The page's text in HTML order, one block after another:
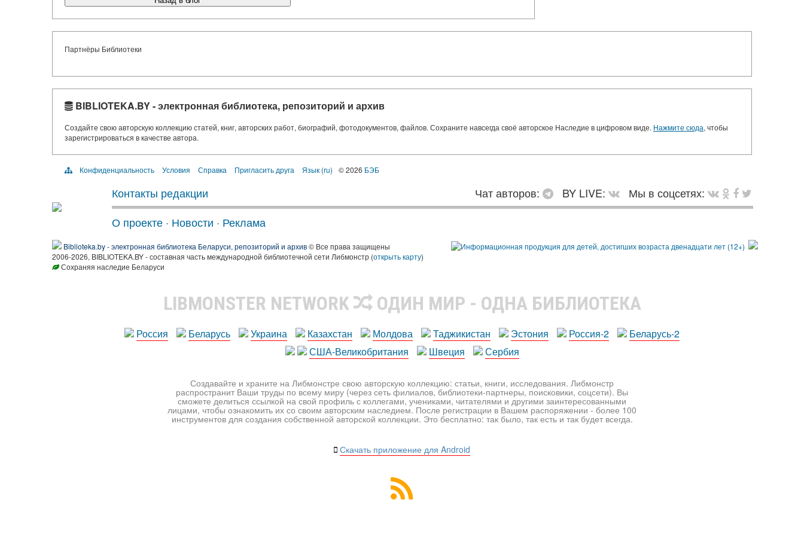
Партнёры Библиотеки
BIBLIOTEKA.BY - электронная библиотека, репозиторий и архив
Создайте свою авторскую коллекцию статей, книг, авторских работ, биографий, фотодокументов, файлов. Сохраните навсегда своё авторское Наследие в цифровом виде. Нажмите сюда, чтобы
зарегистрироваться в качестве автора.
Конфиденциальность Условия Справка Пригласить друга Язык (ru) © 2026 БЭБ
Контакты редакции Чат авторов: BY LIVE:
Мы в соцсетях:
О проекте · Новости · Реклама
Biblioteka.by - электронная библиотека Беларуси, репозиторий и архив© Все права защищены
2006-2026, BIBLIOTEKA.BY - составная часть международной библиотечной сети Либмонстр (открыть карту)
Сохраняя наследие Беларуси
LIBMONSTER NETWORK ОДИН МИР - ОДНА БИБЛИОТЕКА
Россия Беларусь Украина Казахстан Молдова Таджикистан Эстония Россия-2
Беларусь-2
США-Великобритания
Швеция Сербия
Создавайте и храните на Либмонстре свою авторскую коллекцию: статьи, книги, исследования. Либмонстр
распространит Ваши труды по всему миру (через сеть филиалов, библиотеки-партнеры, поисковики, соцсети). Вы
сможете делиться ссылкой на свой профиль с коллегами, учениками, читателями и другими заинтересованными
лицами, чтобы ознакомить их со своим авторским наследием. После регистрации в Вашем распоряжении - более 100
инструментов для создания собственной авторской коллекции. Это бесплатно: так было, так есть и так будет всегда.
Скачать приложение для Android